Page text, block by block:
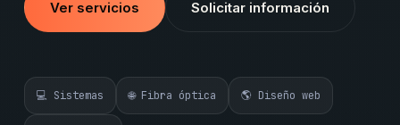
Ver servicios Solicitar información
💻 Sistemas 🌐 Fibra óptica 🌎 Diseño web